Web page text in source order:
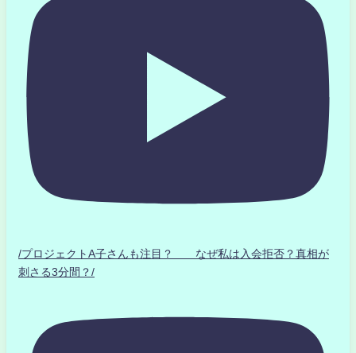
/プロジェクトA子さんも注目？ なぜ私は入会拒否？真相が
刺さる3分間？/